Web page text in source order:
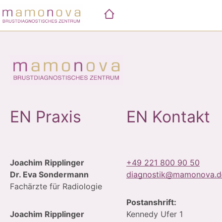
to
content
EN Praxis
Joachim Ripplinger
Dr. Eva Sondermann
Fachärzte für Radiologie
Joachim Ripplinger
EN Kontakt
+49 221 800 90 50
Postanshrift:
Kennedy Ufer 1